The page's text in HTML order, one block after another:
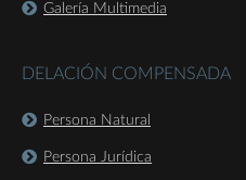
Galería Multimedia
DELACIÓN COMPENSADA
Persona Natural
Persona Jurídica